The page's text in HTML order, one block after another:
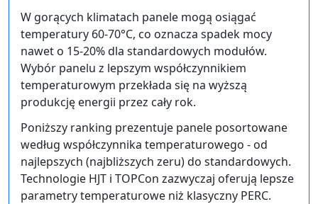
W gorących klimatach panele mogą osiągać
temperatury 60-70°C, co oznacza spadek mocy
nawet o 15-20% dla standardowych modułów.
Wybór panelu z lepszym współczynnikiem
temperaturowym przekłada się na wyższą
produkcję energii przez cały rok.
Poniższy ranking prezentuje panele posortowane
według współczynnika temperaturowego - od
najlepszych (najbliższych zeru) do standardowych.
Technologie HJT i TOPCon zazwyczaj oferują lepsze
parametry temperaturowe niż klasyczny PERC.